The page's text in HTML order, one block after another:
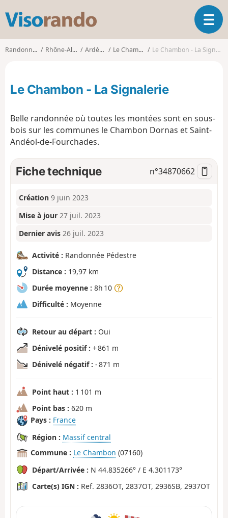
s
o
d
O
u
r
a
v
a
Randonnées Rhône-Alpes Ardèche Le Chambon Le Chambon - La Signalerie
Le Chambon - La Signalerie
Belle randonnée où toutes les montées sont en sous-
bois sur les communes le Chambon Dornas et Saint-
Andéol-de-Fourchades.
Fiche technique n°34870662
Création 9 juin 2023
Mise à jour 27 juil. 2023
Dernier avis 26 juil. 2023
Activité : Randonnée Pédestre
Distance : 19,97 km
Durée moyenne : 8h 10
Difficulté : Moyenne
Retour au départ : Oui
Dénivelé positif : + 861 m
Dénivelé négatif : - 871 m
Point haut : 1 101 m
Point bas : 620 m
Pays : France
Région : Massif central
Commune : Le Chambon (07160)
Départ/Arrivée : N 44.835266° / E 4.301173°
Carte(s) IGN : Ref. 2836OT, 2837OT, 2936SB, 2937OT